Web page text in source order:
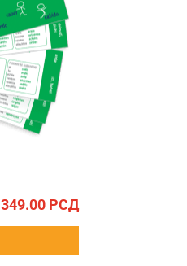
349.00 РСД